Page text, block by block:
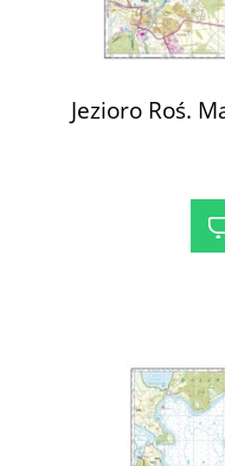
Jezioro Roś.